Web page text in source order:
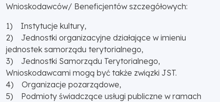
Wnioskodawców/ Beneficjentów szczegółowych:
1) Instytucje kultury,
2) Jednostki organizacyjne działające w imieniu
jednostek samorządu terytorialnego,
3) Jednostki Samorządu Terytorialnego,
Wnioskodawcami mogą być także związki JST.
4) Organizacje pozarządowe,
5) Podmioty świadczące usługi publiczne w ramach